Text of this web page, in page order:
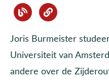
Joris Burmeister
Universiteit van
andere over de